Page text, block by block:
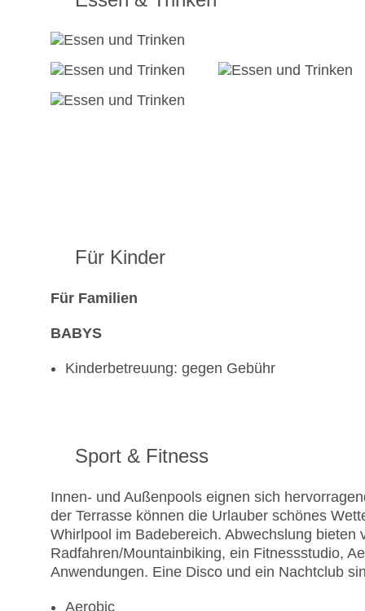
Für Kinder
Für Familien
BABYS
Kinderbetreuung: gegen Gebühr
Sport & Fitness
Innen- und Außenpools eignen sich
der Terrasse können die Urlauber schönes
Whirlpool im Badebereich. Abwechslung bieten
Radfahren/Mountainbiking, ein Fitnessstudio,
Anwendungen. Eine Disco und ein Nachtclub
Aerobic